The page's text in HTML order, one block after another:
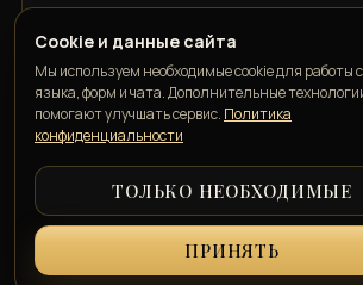
+7 918 685 9883
ITALIAN OFFICE
+39 351 352 1163
GEORGIAN OFFICE
+995 550 00 57 50
info@belkatravelconcierge.com
Cookie и данные сайта
Мы используем необходимые cookie для работы
языка, форм и чата. Дополнительные
помогают улучшать сервис. Политика
конфиденциальности
ТОЛЬКО НЕОБХОДИМЫЕ
ПРИНЯТЬ